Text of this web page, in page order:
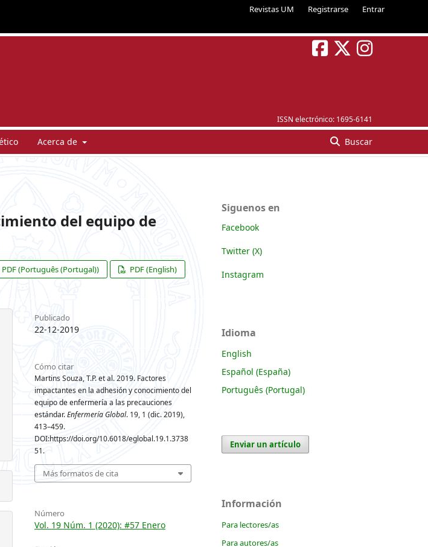
Revistas UM Registrarse Entrar
ISSN electrónico: 1695-6141
Acerca de Buscar
del equipo de
PDF (Português (Portugal)) PDF (English)
Publicado
22-12-2019
Cómo citar
Martins Souza, T.P. et al. 2019. Factores
impactantes en la adhesión y conocimiento del
equipo de enfermería a las precauciones
estándar.Enfermería Global. 19, 1 (dic. 2019),
413–459.
DOI:https://doi.org/10.6018/eglobal.19.1.3738
51.
Más formatos de cita
Número
Vol. 19 Núm. 1 (2020): #57 Enero
Siguenos en
Facebook
Twitter (X)
Instagram
Idioma
English
Español (España)
Português (Portugal)
Enviar un artículo
Información
Para lectores/as
Para autores/as